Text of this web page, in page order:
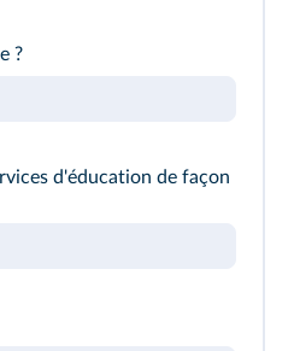
?
d'éducation de façon